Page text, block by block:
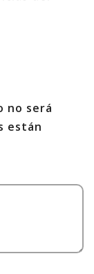
no será
están